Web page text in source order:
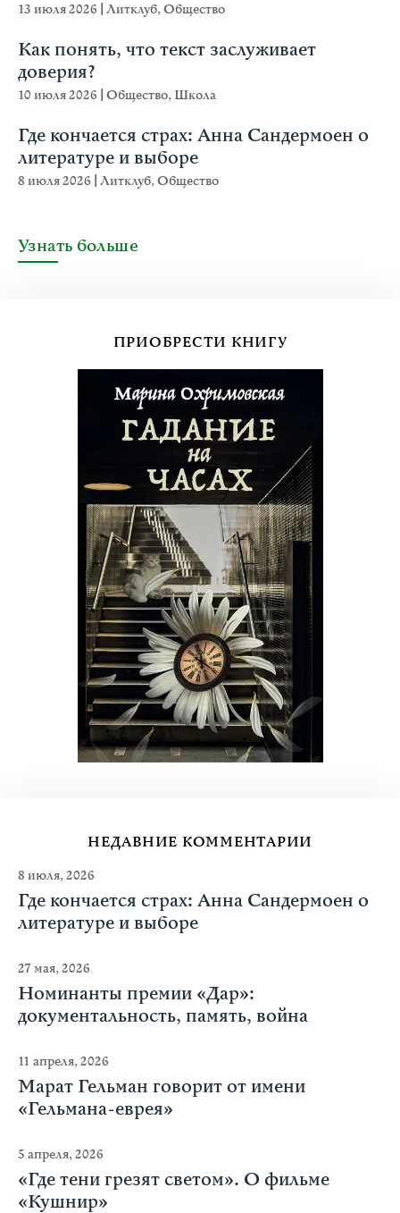
13 июля 2026 Литклуб,Общество
Как понять, что текст заслуживает
доверия?
10 июля 2026 Общество, Школа
Где кончается страх: Анна Сандермоен о
литературе и выборе
8 июля 2026 Литклуб,Общество
Узнать больше
ПРИОБРЕСТИ КНИГУ
НЕДАВНИЕ КОММЕНТАРИИ
8 июля, 2026
Где кончается страх: Анна Сандермоен о
литературе и выборе
27 мая, 2026
Номинанты премии «Дар»:
документальность, память, война
11 апреля, 2026
Марат Гельман говорит от имени
«Гельмана-еврея»
5 апреля, 2026
«Где тени грезят светом». О фильме
«Кушнир»